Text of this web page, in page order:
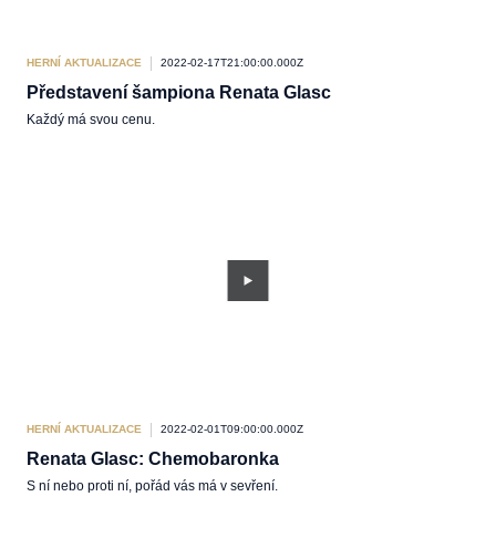
HERNÍ AKTUALIZACE 2022-02-17T21:00:00.000Z
Představení šampiona Renata Glasc
Každý má svou cenu.
HERNÍ AKTUALIZACE 2022-02-01T09:00:00.000Z
Renata Glasc: Chemobaronka
S ní nebo proti ní, pořád vás má v sevření.